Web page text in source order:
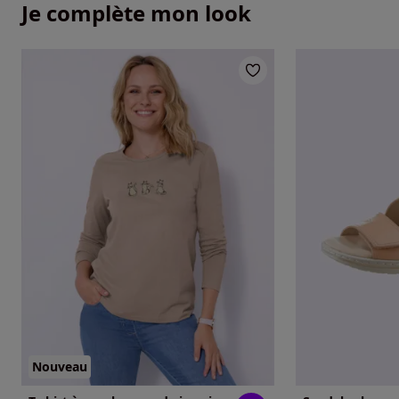
Je complète mon look
Nouveau